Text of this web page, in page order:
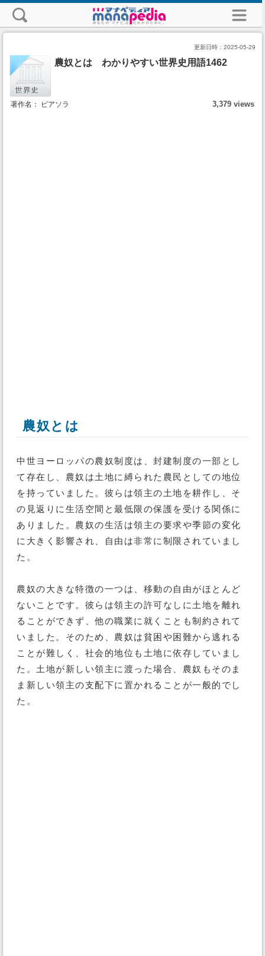
更新日時： 2025-05-29
農奴とは わかりやすい世界史用語1462
著作名： ピアソラ 3,379 views
農奴とは
中世ヨーロッパの農奴制度は、封建制度の一部とし
て存在し、農奴は土地に縛られた農民としての地位
を持っていました。彼らは領主の土地を耕作し、そ
の見返りに生活空間と最低限の保護を受ける関係に
ありました。農奴の生活は領主の要求や季節の変化
に大きく影響され、自由は非常に制限されていまし
た。
農奴の大きな特徴の一つは、移動の自由がほとんど
ないことです。彼らは領主の許可なしに土地を離れ
ることができず、他の職業に就くことも制約されて
いました。そのため、農奴は貧困や困難から逃れる
ことが難しく、社会的地位も土地に依存していまし
た。土地が新しい領主に渡った場合、農奴もそのま
ま新しい領主の支配下に置かれることが一般的でし
た。